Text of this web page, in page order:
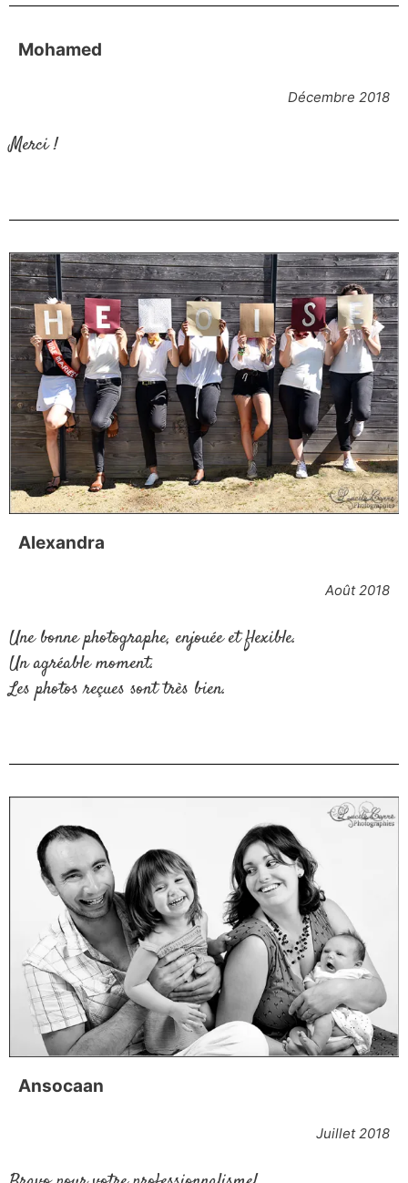
Mohamed
Décembre 2018
Merci !
Alexandra
Août 2018
Une bonne photographe, enjouée et flexible.
Un agréable moment.
Les photos reçues sont très bien.
Ansocaan
Juillet 2018